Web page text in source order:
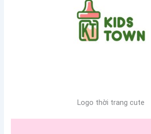
Logo thời trang cute